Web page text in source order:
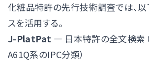
化粧品特許の先行技術調査では、
スを活用する。
J-PlatPat — 日本特許の全文検索
A61Q系のIPC分類）